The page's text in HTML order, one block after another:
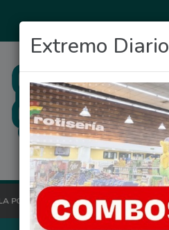
POSTA HOY OCIO DEPORTES
Extremo Diario